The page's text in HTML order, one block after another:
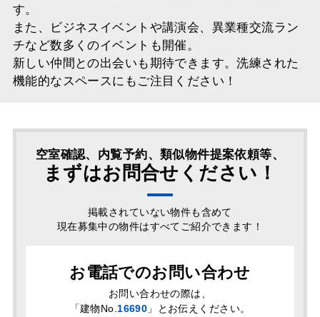
す。
また、ビジネスイベントや講演会、異業種交流ラン
チなど数多くのイベントも開催。
新しい仲間との出会いも期待できます。洗練された
機能的なスペースにもご注目ください！
空室確認、内覧予約、類似物件提案依頼等、
まずはお問合せください！
掲載されていない物件も含めて
現在募集中の物件はすべてご紹介できます！
お電話でのお問い合わせ
お問い合わせの際は、
「建物No.16690 」とお伝えください。